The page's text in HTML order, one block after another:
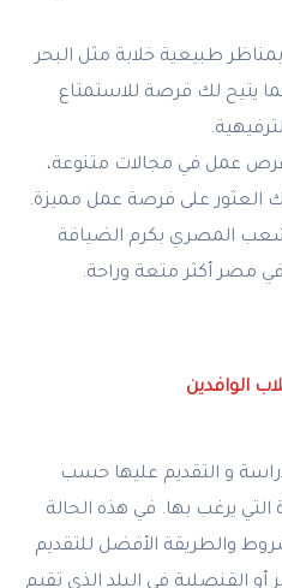
طبيعية خلابة مثل البحر
يتيح لك فرصة للاستمتاع
عمل في مجالات متنوعة،
العثور على فرصة عمل مميزة.
المصري بكرم الضيافة
مصر أكثر متعة وراحة.
الوافدين
و التقديم عليها حسب
يرغب بها. في هذه الحالة
والطريقة الأفضل للتقديم
القنصلية في البلد الذي تقيم